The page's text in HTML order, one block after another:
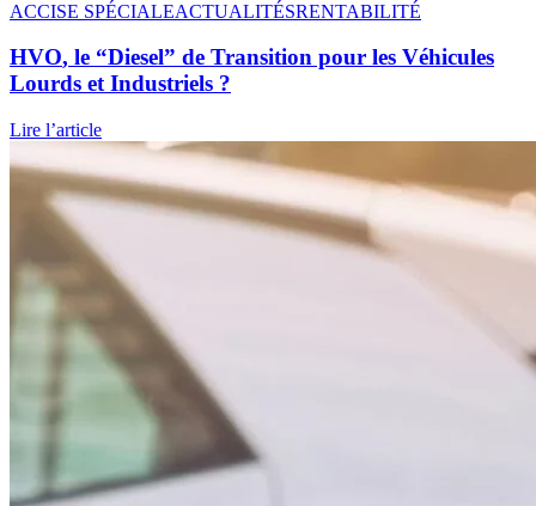
ACCISE SPÉCIALEACTUALITÉSRENTABILITÉ
HVO, le “Diesel” de Transition pour les Véhicules
Lourds et Industriels ?
Lire l’article